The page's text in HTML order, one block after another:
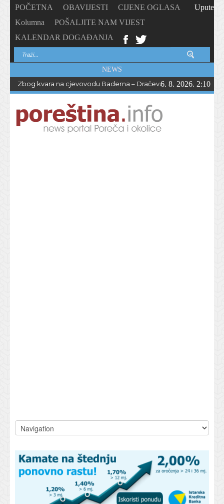
POČETNA OBAVIJESTI
CIJENE OGLASA
Kolumna
POŠALJITE NAM VIJEST
KALENDAR DOGAĐANJA
Upute
NEWS
Zbog kvara na cjevovodu Baderna – Dračevac bez vode do
6. 8. 2026. 2:10